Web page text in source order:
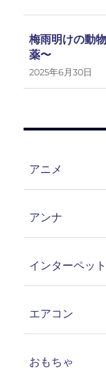
梅雨明けの動
薬〜
2025年6月30日
アニメ
アンナ
インターペット
エアコン
おもちゃ